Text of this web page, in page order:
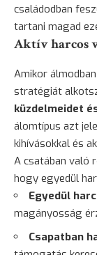
családodban
tartani magad
Aktív harcos
Amikor
stratégiát
küzdelmeidet
álomtípus azt
kihívásokkal és
A csatában való
hogy egyedül
Egyedül
magányosság
Csapatban